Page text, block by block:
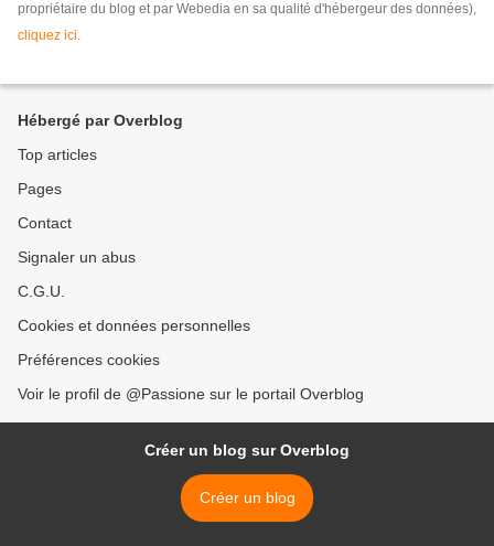
propriétaire du blog et par Webedia en sa qualité d'hébergeur des données),
cliquez ici.
Hébergé par Overblog
Top articles
Pages
Contact
Signaler un abus
C.G.U.
Cookies et données personnelles
Préférences cookies
Voir le profil de @Passione sur le portail Overblog
Créer un blog sur Overblog
Créer un blog